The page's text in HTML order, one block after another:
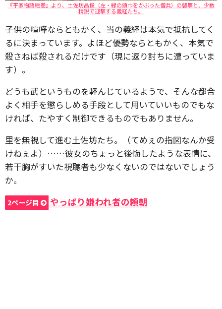
『平家物語絵巻』より、土佐坊昌俊（左・緑の頭巾をかぶった僧兵）の襲撃と、少数
精鋭で迎撃する義経たち。
子供の喧嘩ならともかく、当の義経は本気で抵抗してく
るに決まっています。よほど優勢ならともかく、本気で
殺さねば殺されるだけです（現に返り討ちに遭っていま
す）。
どうも武というものを軽んじているようで、そんな都合
よく相手を懲らしめる手段として用いていいものでもな
ければ、たやすく制御できるものでもありません。
里を無視して進む土佐坊たち。（てめぇの指図なんか受
けねぇよ）……彼女のちょっと後悔したような表情に、
若干胸がすいた視聴者も少なくないのではないでしょう
か。
2ページ目 やっぱり嫌われ者の頼朝